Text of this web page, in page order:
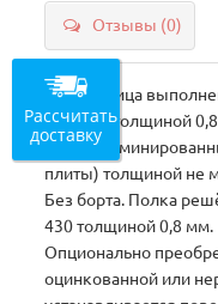
Отзывы (0)
Столешница
AISI 430, толщиной
ЛДСП
плиты) толщиной не
Без борта. Полка
430 толщиной 0,8 мм.
Опционально
оцинкованной или
Рассчитать
доставку